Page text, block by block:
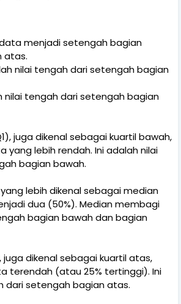
menjadi setengah bagian
atas.
nilai tengah dari setengah bagian
nilai tengah dari setengah bagian
juga dikenal sebagai kuartil bawah,
yang lebih rendah. Ini adalah nilai
bagian bawah.
lebih dikenal sebagai median
dua (50%). Median membagi
bagian bawah dan bagian
juga dikenal sebagai kuartil atas,
terendah (atau 25% tertinggi). Ini
dari setengah bagian atas.